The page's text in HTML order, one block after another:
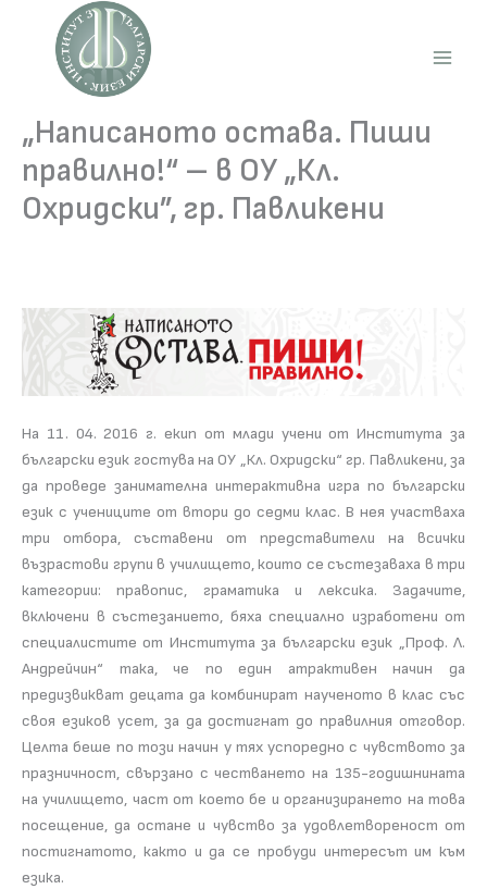
content
„Написаното остава. Пиши
правилно!“ – в ОУ „Кл.
Охридски”, гр. Павликени
На 11. 04. 2016 г. екип от млади учени от Института за
български език гостува на ОУ „Кл. Охридски“ гр. Павликени, за
да проведе занимателна интерактивна игра по български
език с учениците от втори до седми клас. В нея участваха
три отбора, съставени от представители на всички
възрастови групи в училището, които се състезаваха в три
категории: правопис, граматика и лексика. Задачите,
включени в състезанието, бяха специално изработени от
специалистите от Института за български език „Проф. Л.
Андрейчин“ така, че по един атрактивен начин да
предизвикват децата да комбинират наученото в клас със
своя езиков усет, за да достигнат до правилния отговор.
Целта беше по този начин у тях успоредно с чувството за
празничност, свързано с честването на 135-годишнината
на училището, част от което бе и организирането на това
посещение, да остане и чувство за удовлетвореност от
постигнатото, както и да се пробуди интересът им към
езика.